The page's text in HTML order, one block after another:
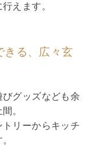
えます。
きる、広々玄
グッズなども余
。
リーからキッチ